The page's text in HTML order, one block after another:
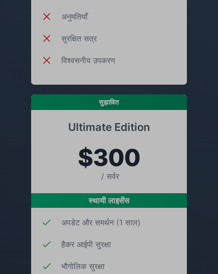
अनुमतियाँ
सुरक्षित सत्र
विश्वसनीय उपकरण
सुझावित
Ultimate Edition
$300
/ सर्वर
स्थायी लाइसेंस
अपडेट और समर्थन (1 साल)
हैकर आईपी सुरक्षा
भौगोलिक सुरक्षा